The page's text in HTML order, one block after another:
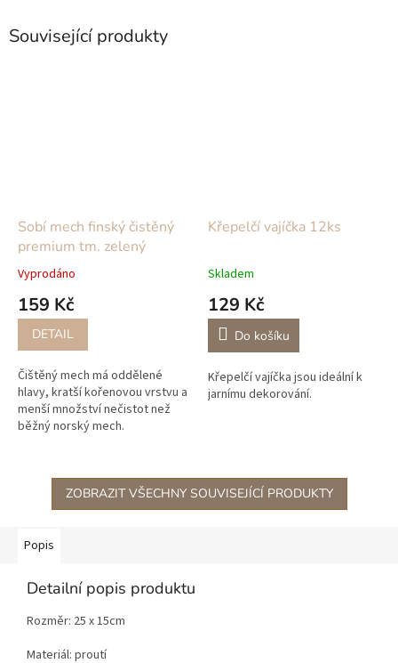
Související produkty
Sobí mech finský čistěný
premium tm. zelený
Vyprodáno
159 Kč
DETAIL
Čištěný mech má oddělené
hlavy, kratší kořenovou vrstvu a
menší množství nečistot než
běžný norský mech.
Křepelčí vajíčka 12ks
Skladem
129 Kč
Do košíku
Křepelčí vajíčka jsou ideální k
jarnímu dekorování.
ZOBRAZIT VŠECHNY SOUVISEJÍCÍ PRODUKTY
Popis
Detailní popis produktu
Rozměr: 25 x 15cm
Materiál: proutí